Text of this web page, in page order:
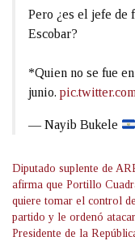
Pero ¿es el jefe de
Escobar?
*Quien no se fue
junio.
— Nayib Bukele
Diputado suplente de
afirma que Portillo
quiere tomar el control
partido y le ordenó
Presidente de la